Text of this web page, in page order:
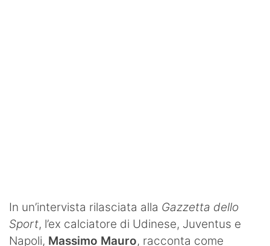
Contatti
In un’intervista rilasciata alla Gazzetta dello
Sport, l’ex calciatore di Udinese, Juventus e
Napoli, Massimo Mauro, racconta come